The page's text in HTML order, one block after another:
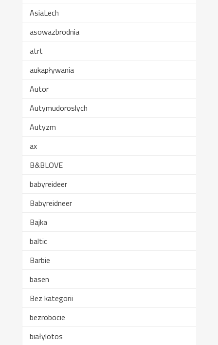
AsiaLech
asowazbrodnia
atrt
aukapływania
Autor
Autymudoroslych
Autyzm
ax
B&BLOVE
babyreideer
Babyreidneer
Bajka
baltic
Barbie
basen
Bez kategorii
bezrobocie
białylotos